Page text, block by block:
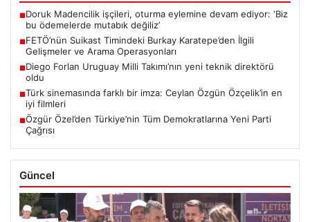
■Doruk Madencilik işçileri, oturma eylemine devam ediyor: ‘Biz
bu ödemelerde mutabık değiliz’
■FETÖ’nün Suikast Timindeki Burkay Karatepe’den İlgili
Gelişmeler ve Arama Operasyonları
■Diego Forlan Uruguay Milli Takımı’nın yeni teknik direktörü
oldu
■Türk sinemasında farklı bir imza: Ceylan Özgün Özçelik’in en
iyi filmleri
■Özgür Özel’den Türkiye’nin Tüm Demokratlarına Yeni Parti
Çağrısı
Güncel